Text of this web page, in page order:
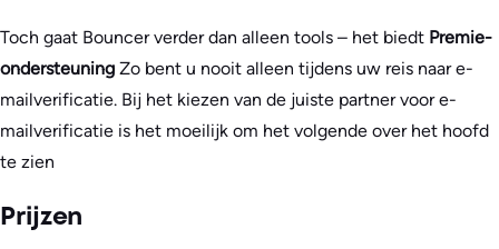
Toch gaat Bouncer verder dan alleen tools – het biedt Premie-
ondersteuning Zo bent u nooit alleen tijdens uw reis naar e-
mailverificatie. Bij het kiezen van de juiste partner voor e-
mailverificatie is het moeilijk om het volgende over het hoofd
te zien
Prijzen